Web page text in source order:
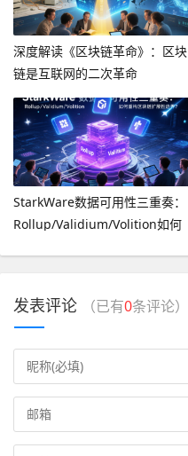
深度解读《区块链革命》：区块
链是互联网的二次革命
StarkWare数据可用性三重奏：
Rollup/Validium/Volition如何
发表评论 （已有0条评论）